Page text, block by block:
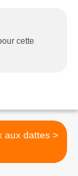
cette
Cake moelleux aux dattes >